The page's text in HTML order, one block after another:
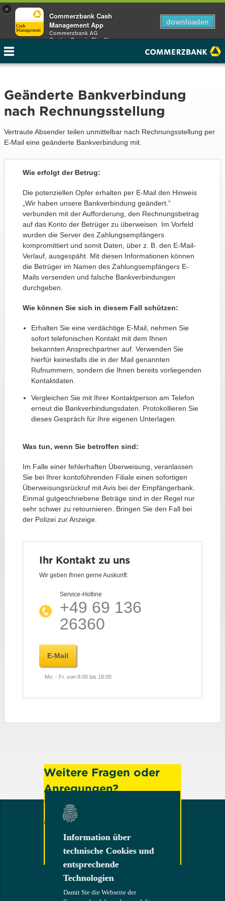
×
Commerzbank Cash
Management App
Commerzbank AG
Gratis - Google Play Store
downloaden
Geänderte Bankverbindung
nach Rechnungsstellung
Vertraute Absender teilen unmittelbar nach Rechnungsstellung per
E-Mail eine geänderte Bankverbindung mit.
Wie erfolgt der Betrug:
Die potenziellen Opfer erhalten per E-Mail den Hinweis
„Wir haben unsere Bankverbindung geändert.“
verbunden mit der Aufforderung, den Rechnungsbetrag
auf das Konto der Betrüger zu überweisen. Im Vorfeld
wurden die Server des Zahlungsempfängers
kompromittiert und somit Daten, über z. B. den E-Mail-
Verlauf, ausgespäht. Mit diesen Informationen können
die Betrüger im Namen des Zahlungsempfängers E-
Mails versenden und falsche Bankverbindungen
durchgeben.
Wie können Sie sich in diesem Fall schützen:
Erhalten Sie eine verdächtige E-Mail, nehmen Sie
sofort telefonischen Kontakt mit dem Ihnen
bekannten Ansprechpartner auf. Verwenden Sie
hierfür keinesfalls die in der Mail genannten
Rufnummern, sondern die Ihnen bereits vorliegenden
Kontaktdaten.
Vergleichen Sie mit Ihrer Kontaktperson am Telefon
erneut die Bankverbindungsdaten. Protokollieren Sie
dieses Gespräch für Ihre eigenen Unterlagen.
Was tun, wenn Sie betroffen sind:
Im Falle einer fehlerhaften Überweisung, veranlassen
Sie bei Ihrer kontoführenden Filiale einen sofortigen
Überweisungsrückruf mit Avis bei der Empfängerbank.
Einmal gutgeschriebene Beträge sind in der Regel nur
sehr schwer zu retournieren. Bringen Sie den Fall bei
der Polizei zur Anzeige.
Ihr Kontakt zu uns
Wir geben Ihnen gerne Auskunft:
Service-Hotline
+49 69 136
26360
E-Mail
Mo. - Fr. von 8:00 bis 18:00
Weitere Fragen oder
Anregungen?
Wenden Sie sich gerne
an uns!
Kontakt
Information über
technische Cookies und
entsprechende
Technologien
Damit Sie die Webseite der
Information über
technische Cookies und
entsprechende
Technologien
Damit Sie die Webseite der